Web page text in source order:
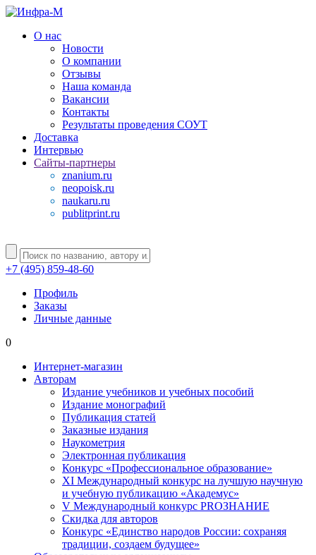
О нас
Новости
О компании
Отзывы
Наша команда
Вакансии
Контакты
Результаты проведения СОУТ
Доставка
Интервью
Сайты-партнеры
znanium.ru
neopoisk.ru
naukaru.ru
publitprint.ru
+7 (495) 859-48-60
Профиль
Заказы
Личные данные
0
Интернет-магазин
Авторам
Издание учебников и учебных пособий
Издание монографий
Публикация статей
Заказные издания
Наукометрия
Электронная публикация
Конкурс «Профессиональное образование»
XI Международный конкурс на лучшую научную
и учебную публикацию «Академус»
V Международный конкурс PROЗНАНИЕ
Скидка для авторов
Конкурс «Единство народов России: сохраняя
традиции, создаем будущее»